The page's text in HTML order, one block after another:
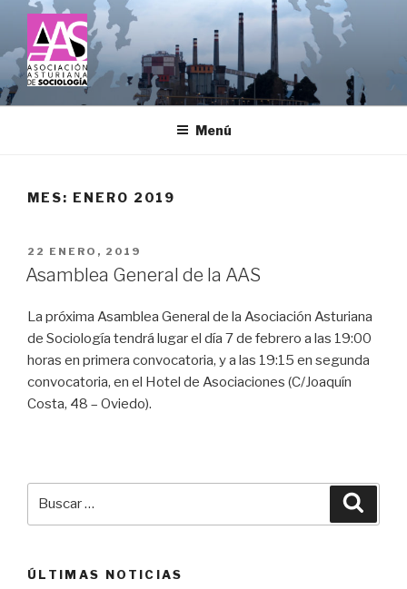
Saltar
contenido
ASOCIACIÓN ASTURIANA DE
SOCIOLOGÍA
Menú
MES: ENERO 2019
PUBLICADO
EL
22 ENERO, 2019
Asamblea General de la AAS
La próxima Asamblea General de la Asociación Asturiana
de Sociología tendrá lugar el día 7 de febrero a las 19:00
horas en primera convocatoria, y a las 19:15 en segunda
convocatoria, en el Hotel de Asociaciones (C/Joaquín
Costa, 48 – Oviedo).
ÚLTIMAS NOTICIAS